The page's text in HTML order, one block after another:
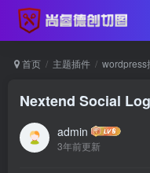
首页 主题插件 wordpress
Nextend Social
admin
3年前更新